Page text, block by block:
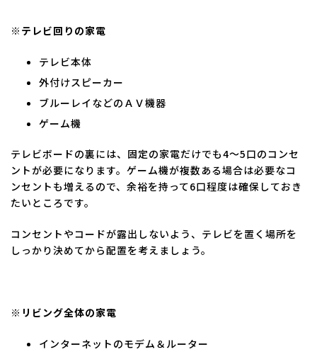
※テレビ回りの家電
テレビ本体
外付けスピーカー
ブルーレイなどのＡＶ機器
ゲーム機
テレビボードの裏には、固定の家電だけでも4～5口のコンセ
ントが必要になります。ゲーム機が複数ある場合は必要なコ
ンセントも増えるので、余裕を持って6口程度は確保しておき
たいところです。
コンセントやコードが露出しないよう、テレビを置く場所を
しっかり決めてから配置を考えましょう。
※リビング全体の家電
インターネットのモデム＆ルーター